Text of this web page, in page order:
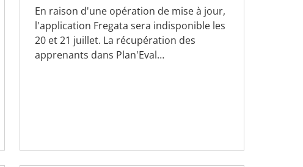
En raison d'une opération de mise à jour,
l'application Fregata sera indisponible les
20 et 21 juillet. La récupération des
apprenants dans Plan'Eval…